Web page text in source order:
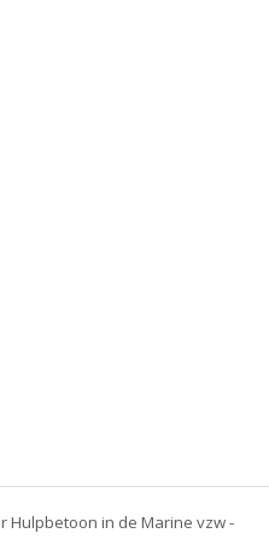
in de Marine vzw -